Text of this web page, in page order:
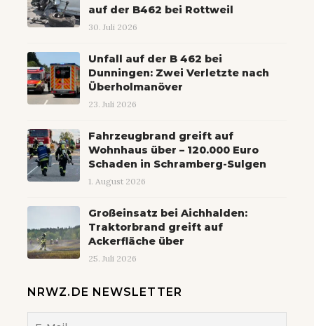
auf der B462 bei Rottweil
30. Juli 2026
Unfall auf der B 462 bei
Dunningen: Zwei Verletzte nach
Überholmanöver
23. Juli 2026
Fahrzeugbrand greift auf
Wohnhaus über – 120.000 Euro
Schaden in Schramberg-Sulgen
1. August 2026
Großeinsatz bei Aichhalden:
Traktorbrand greift auf
Ackerfläche über
25. Juli 2026
NRWZ.DE NEWSLETTER